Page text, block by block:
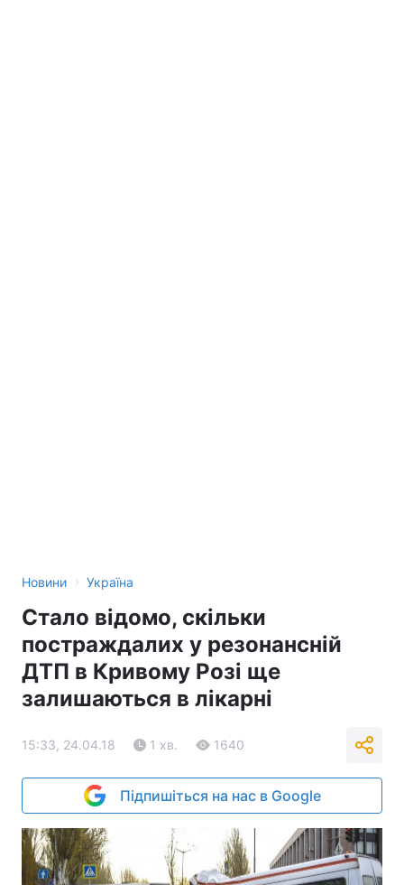
Новини › Україна
Стало відомо, скільки
постраждалих у резонансній
ДТП в Кривому Розі ще
залишаються в лікарні
15:33, 24.04.18 1 хв. 1640
Підпишіться на нас в Google